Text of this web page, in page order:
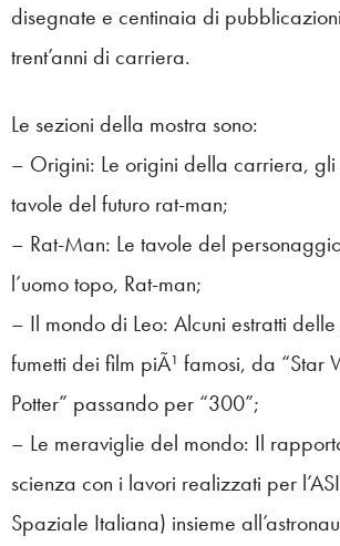
disegnate e centinaia di
trent’anni di carriera.
Le sezioni della mostra sono:
– Origini: Le origini della carriera,
tavole del futuro rat-man;
– Rat-Man: Le tavole del
l’uomo topo, Rat-man;
– Il mondo di Leo: Alcuni estratti
fumetti dei film piÃ¹ famosi, da “Star
Potter” passando per “300”;
– Le meraviglie del mondo: Il
scienza con i lavori realizzati per
Spaziale Italiana) insieme